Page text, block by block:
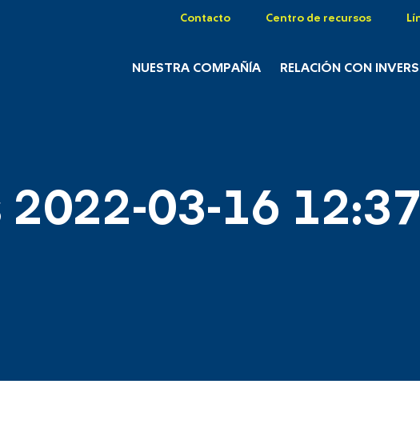
Contacto Centro de recursos
NUESTRA COMPAÑÍA RELACIÓN CON
2022-03-16